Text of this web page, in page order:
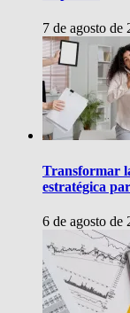
7 de agosto de
Transformar
estratégica
6 de agosto de